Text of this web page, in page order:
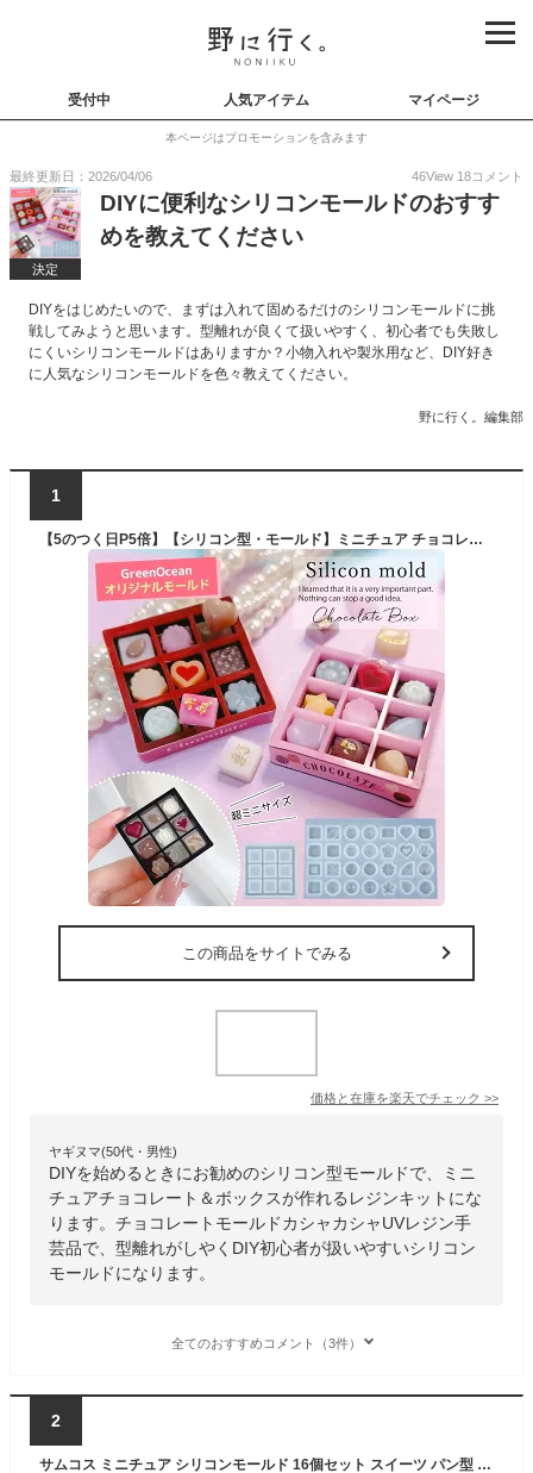
受付中 人気アイテム マイページ
本ページはプロモーションを含みます
最終更新日：2026/04/06 46View 18コメント
決定
DIYに便利なシリコンモールドのおすす
めを教えてください
DIYをはじめたいので、まずは入れて固めるだけのシリコンモールドに挑
戦してみようと思います。型離れが良くて扱いやすく、初心者でも失敗し
にくいシリコンモールドはありますか？小物入れや製氷用など、DIY好き
に人気なシリコンモールドを色々教えてください。
野に行く。編集部
1
【5のつく日P5倍】【シリコン型・モールド】ミニチュア チョコレート＆BOXが作れるレジンキット(ラベル紙付) シリコンモールド チョコモールド カシャカシャ 3d UVレジン 手芸 GreenOceanオリジナル♪ GK 10mm以下
この商品をサイトでみる
価格と在庫を楽天でチェック >>
ヤギヌマ(50代・男性)
DIYを始めるときにお勧めのシリコン型モールドで、ミニ
チュアチョコレート＆ボックスが作れるレジンキットにな
ります。チョコレートモールドカシャカシャUVレジン手
芸品で、型離れがしやくDIY初心者が扱いやすいシリコン
モールドになります。
全てのおすすめコメント（3件）
2
サムコス ミニチュア シリコンモールド 16個セット スイーツ パン型 ドーナツ エポキシ樹脂 UVレジン シリコン モールド DIY 手作り アクセサリー キーホルダー イヤリング パーツ 作成 抜き型